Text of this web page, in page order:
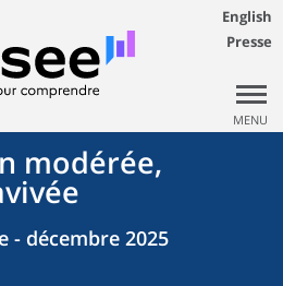
English
Presse
MENU
modérée,
- décembre 2025